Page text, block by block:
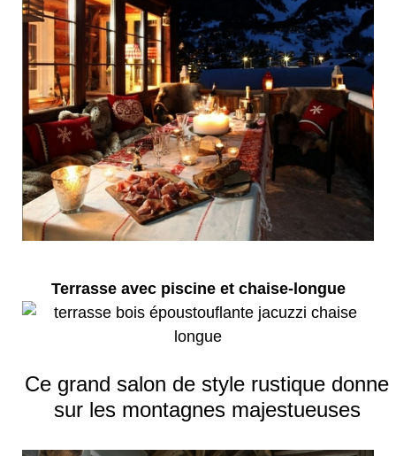
Terrasse avec piscine et chaise-longue
Ce grand salon de style rustique donne
sur les montagnes majestueuses